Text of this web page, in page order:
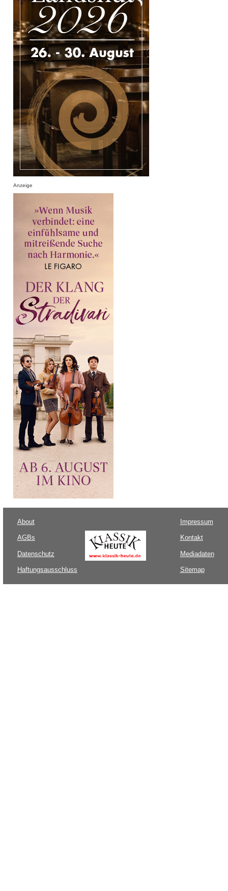
Anzeige
About
AGBs
Datenschutz
Haftungsausschluss
Impressum
Kontakt
Mediadaten
Sitemap